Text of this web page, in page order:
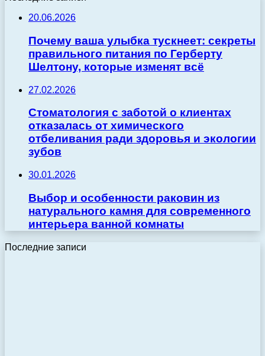
20.06.2026
Почему ваша улыбка тускнеет: секреты
правильного питания по Герберту
Шелтону, которые изменят всё
27.02.2026
Стоматология с заботой о клиентах
отказалась от химического
отбеливания ради здоровья и экологии
зубов
30.01.2026
Выбор и особенности раковин из
натурального камня для современного
интерьера ванной комнаты
Последние записи